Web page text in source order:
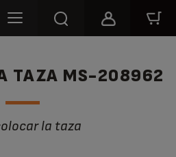
TAZA MS-208962
la taza